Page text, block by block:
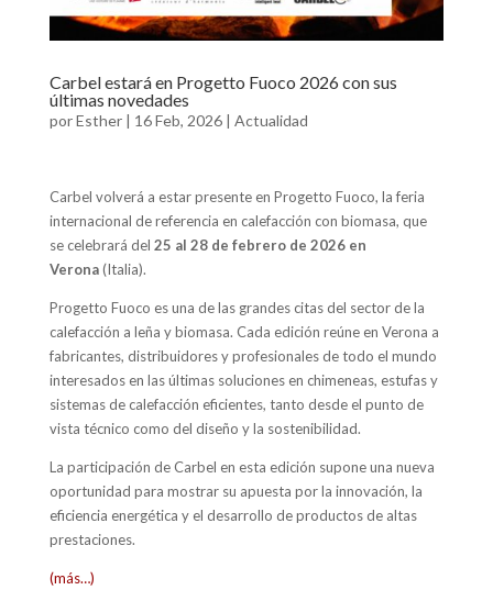
Carbel estará en Progetto Fuoco 2026 con sus
últimas novedades
porEsther| 16 Feb, 2026| Actualidad
Carbel volverá a estar presente en Progetto Fuoco, la feria
internacional de referencia en calefacción con biomasa, que
se celebrará del 25 al 28 de febrero de 2026 en
Verona (Italia).
Progetto Fuoco es una de las grandes citas del sector de la
calefacción a leña y biomasa. Cada edición reúne en Verona a
fabricantes, distribuidores y profesionales de todo el mundo
interesados en las últimas soluciones en chimeneas, estufas y
sistemas de calefacción eficientes, tanto desde el punto de
vista técnico como del diseño y la sostenibilidad.
La participación de Carbel en esta edición supone una nueva
oportunidad para mostrar su apuesta por la innovación, la
eficiencia energética y el desarrollo de productos de altas
prestaciones.
(más…)